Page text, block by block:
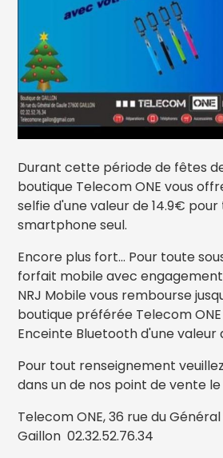
Durant cette période de fêtes
boutique Telecom ONE vous
selfie d'une valeur de 14.9€
smartphone seul.
Encore plus fort... Pour toute
forfait mobile avec
NRJ Mobile vous rembourse
boutique préférée Telecom
Enceinte Bluetooth d'une valeur
Pour tout renseignement
dans un de nos point de vente
Telecom ONE, 36 rue du
Gaillon 02.32.52.76.34